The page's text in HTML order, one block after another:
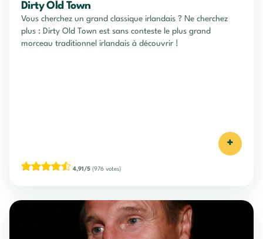
Dirty Old Town
Vous cherchez un grand classique irlandais ? Ne cherchez
plus : Dirty Old Town est sans conteste le plus grand
morceau traditionnel irlandais à découvrir !
+
4,91/5 (976 votes)